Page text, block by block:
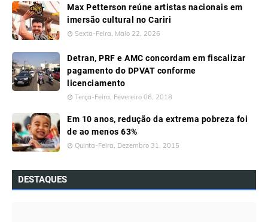
Max Petterson reúne artistas nacionais em
imersão cultural no Cariri
Sexta-Feira, Maio 22, 2026
Detran, PRF e AMC concordam em fiscalizar
pagamento do DPVAT conforme
licenciamento
Terça-Feira, Fevereiro 06, 2018
Em 10 anos, redução da extrema pobreza foi
de ao menos 63%
Quinta-Feira, Dezembro 31, 2015
DESTAQUES